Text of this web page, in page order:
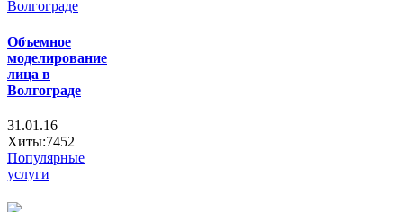
Объемное
моделирование
лица в
Волгограде
31.01.16
Хиты:7452
Популярные
услуги